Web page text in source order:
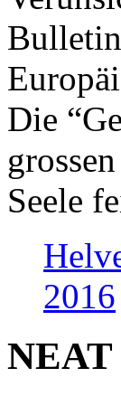
Die
Seele
2016
NEAT